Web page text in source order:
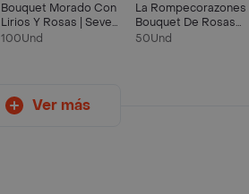
Bouquet Morado Con
Lirios Y Rosas | Severa
Elegancia
100Und
La Rompecorazones
Bouquet De Rosas
Rojas O Rosadas
50Und
Ver más